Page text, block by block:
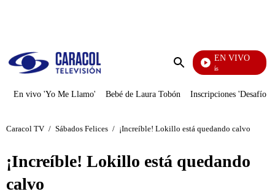
Enviar
EN VIVO
También Caerás
En vivo 'Yo Me Llamo' Bebé de Laura Tobón Inscripciones 'Desafío'
Caracol TV / Sábados Felices / ¡Increíble! Lokillo está quedando calvo
¡Increíble! Lokillo está quedando
calvo